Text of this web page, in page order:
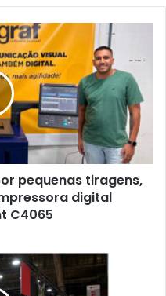
pequenas tiragens,
digital
C4065